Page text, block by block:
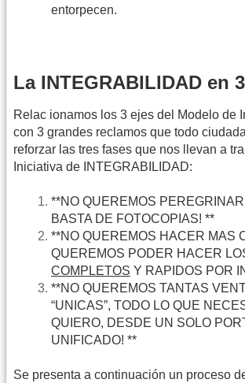
entorpecen.
La INTEGRABILIDAD en
Relac ionamos los 3 ejes del Modelo de
con 3 grandes reclamos que todo
reforzar las tres fases que nos llevan a
Iniciativa de INTEGRABILIDAD:
**NO QUEREMOS
BASTA DE FOTOCOPIAS! **
**NO QUEREMOS HACER MAS
QUEREMOS PODER HACER
COMPLETOS Y RAPIDOS POR
**NO QUEREMOS TANTAS
“UNICAS”, TODO LO QUE
QUIERO, DESDE UN SOLO
UNIFICADO! **
Se presenta a continuación un proceso